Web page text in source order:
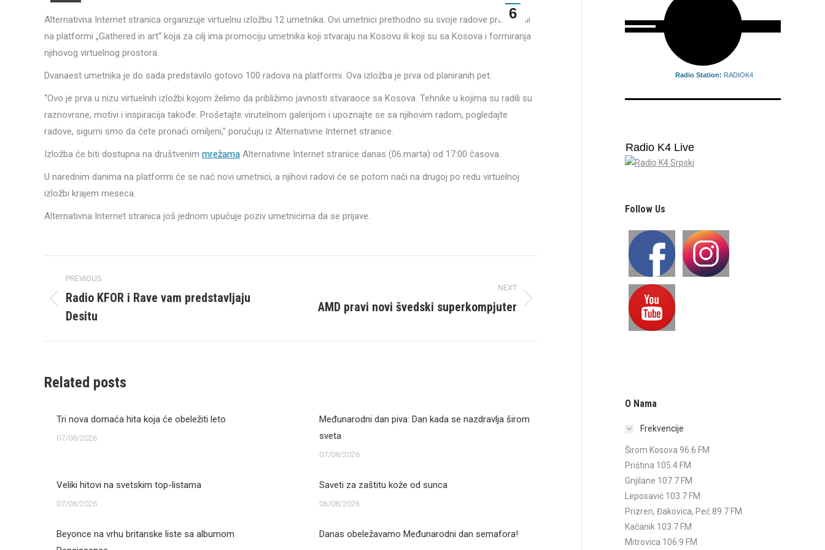
6
Alternativna Internet stranica organizuje virtuelnu izložbu 12 umetnika. Ovi umetnici prethodno su svoje radove predstavili
na platformi „Gathered in art“ koja za cilj ima promociju umetnika koji stvaraju na Kosovu ili koji su sa Kosova i formiranja
njihovog virtuelnog prostora.
Dvanaest umetnika je do sada predstavilo gotovo 100 radova na platformi. Ova izložba je prva od planiranih pet.
“Ovo je prva u nizu virtuelnih izložbi kojom želimo da približimo javnosti stvaraoce sa Kosova. Tehnike u kojima su radili su
raznovrsne, motivi i inspiracija takođe. Prošetajte virutelnom galerijom i upoznajte se sa njihovim radom, pogledajte
radove, sigurni smo da ćete pronaći omiljeni,” poručuju iz Alternativne Internet stranice.
Izložba će biti dostupna na društvenim mrežama Alternativne Internet stranice danas (06.marta) od 17:00 časova.
U narednim danima na platformi će se nać novi umetnici, a njihovi radovi će se potom naći na drugoj po redu virtuelnoj
izložbi krajem meseca.
Alternativna Internet stranica još jednom upućuje poziv umetnicima da se prijave.
navigation
PREVIOUS
Previous
post:
Radio KFOR i Rave vam predstavljaju
Desitu
NEXT
Next
AMD pravi novi švedski superkompjuter
Related posts
Tri nova domaća hita koja će obeležiti leto
07/08/2026
Međunarodni dan piva: Dan kada se nazdravlja širom
sveta
07/08/2026
Veliki hitovi na svetskim top-listama
07/08/2026
Saveti za zaštitu kože od sunca
06/08/2026
Beyonce na vrhu britanske liste sa albumom
Danas obeležavamo Međunarodni dan semafora!
Radio Station: RADIOK4
Radio K4 Live
Follow Us
O Nama
Frekvencije
Širom Kosova 96.6 FM
Priština 105.4 FM
Gnjilane 107.7 FM
Leposavić 103.7 FM
Prizren, Đakovica, Peć 89.7 FM
Kačanik 103.7 FM
Mitrovica 106.9 FM